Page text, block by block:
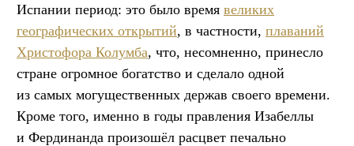
Испании период: это было время великих
географических открытий, в частности, плаваний
Христофора Колумба, что, несомненно, принесло
стране огромное богатство и сделало одной
из самых могущественных держав своего времени.
Кроме того, именно в годы правления Изабеллы
и Фердинанда произошёл расцвет печально